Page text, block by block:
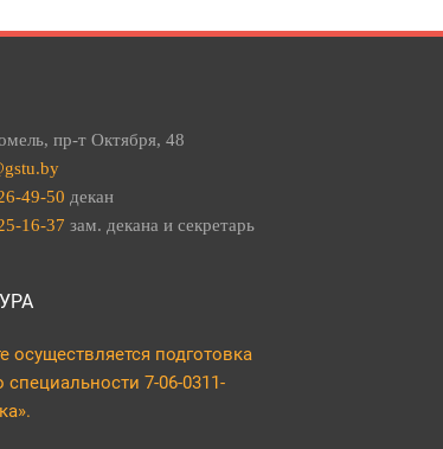
пр-т Октября, 48
49-50 декан
16-37 зам. декана и секретарь
осуществляется подготовка
специальности 7-06-0311-